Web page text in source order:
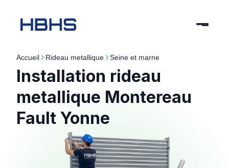
Accueil rideau metallique seine et marne
Installation rideau
metallique Montereau
Fault Yonne